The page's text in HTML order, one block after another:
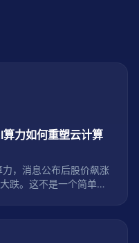
力如何重塑云计算
，消息公布后股价飙涨
跌。这不是一个简单的